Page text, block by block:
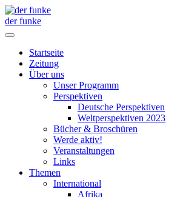
der funke
Startseite
Zeitung
Über uns
Unser Programm
Perspektiven
Deutsche Perspektiven
Weltperspektiven 2023
Bücher & Broschüren
Werde aktiv!
Veranstaltungen
Links
Themen
International
Afrika